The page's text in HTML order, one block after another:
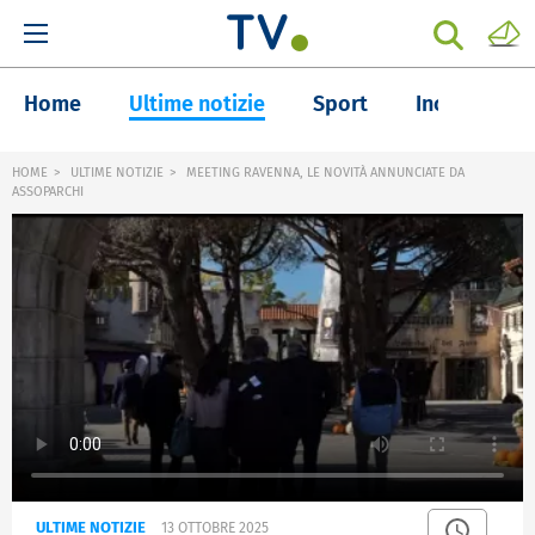
Home Ultime notizie Sport Inchieste
HOME ULTIME NOTIZIE
MEETING RAVENNA, LE NOVITÀ ANNUNCIATE DA
ASSOPARCHI
ULTIME NOTIZIE 13 OTTOBRE 2025